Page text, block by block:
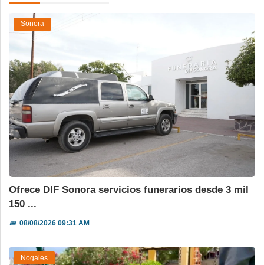
Sonora
Ofrece DIF Sonora servicios funerarios desde 3 mil
150 ...
📅08/08/2026 09:31 AM
Nogales